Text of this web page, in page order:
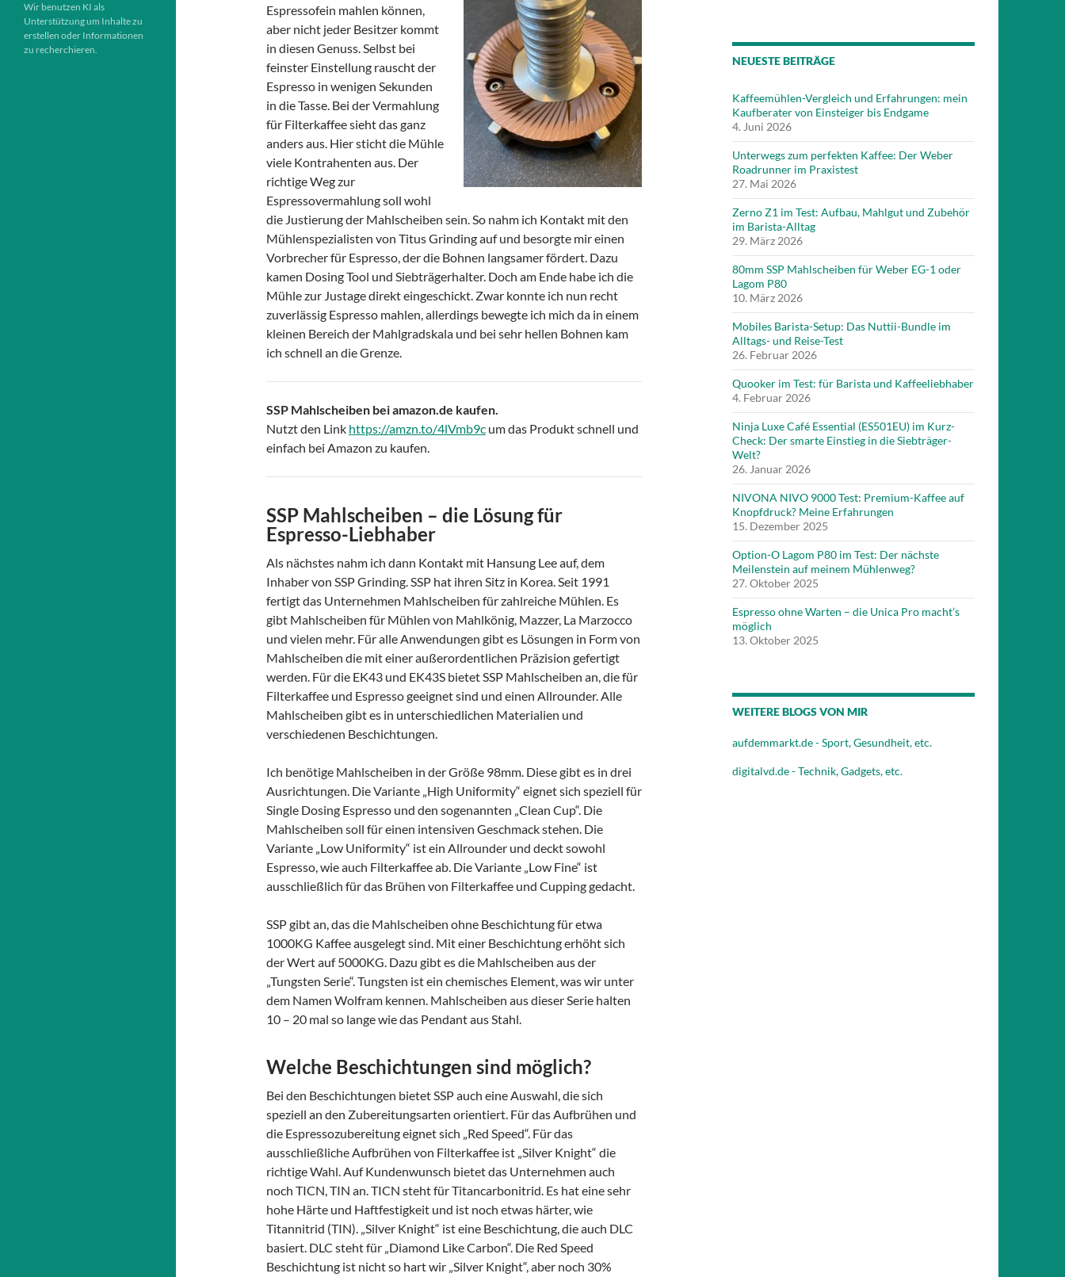
Espressofein mahlen können,
aber nicht jeder Besitzer kommt
in diesen Genuss. Selbst bei
feinster Einstellung rauscht der
Espresso in wenigen Sekunden
in die Tasse. Bei der Vermahlung
für Filterkaffee sieht das ganz
anders aus. Hier sticht die Mühle
viele Kontrahenten aus. Der
richtige Weg zur
Espressovermahlung soll wohl
die Justierung der Mahlscheiben sein. So nahm ich Kontakt mit den
Mühlenspezialisten von Titus Grinding auf und besorgte mir einen
Vorbrecher für Espresso, der die Bohnen langsamer fördert. Dazu
kamen Dosing Tool und Siebträgerhalter. Doch am Ende habe ich die
Mühle zur Justage direkt eingeschickt. Zwar konnte ich nun recht
zuverlässig Espresso mahlen, allerdings bewegte ich mich da in einem
kleinen Bereich der Mahlgradskala und bei sehr hellen Bohnen kam
ich schnell an die Grenze.
SSP Mahlscheiben bei amazon.de kaufen.
Nutzt den Link https://amzn.to/4lVmb9c um das Produkt schnell und
einfach bei Amazon zu kaufen.
SSP Mahlscheiben – die Lösung für
Espresso-Liebhaber
Als nächstes nahm ich dann Kontakt mit Hansung Lee auf, dem
Inhaber von SSP Grinding. SSP hat ihren Sitz in Korea. Seit 1991
fertigt das Unternehmen Mahlscheiben für zahlreiche Mühlen. Es
gibt Mahlscheiben für Mühlen von Mahlkönig, Mazzer, La Marzocco
und vielen mehr. Für alle Anwendungen gibt es Lösungen in Form von
Mahlscheiben die mit einer außerordentlichen Präzision gefertigt
werden. Für die EK43 und EK43S bietet SSP Mahlscheiben an, die für
Filterkaffee und Espresso geeignet sind und einen Allrounder. Alle
Mahlscheiben gibt es in unterschiedlichen Materialien und
verschiedenen Beschichtungen.
Ich benötige Mahlscheiben in der Größe 98mm. Diese gibt es in drei
Ausrichtungen. Die Variante „High Uniformity“ eignet sich speziell für
Single Dosing Espresso und den sogenannten „Clean Cup“. Die
Mahlscheiben soll für einen intensiven Geschmack stehen. Die
Variante „Low Uniformity“ ist ein Allrounder und deckt sowohl
Espresso, wie auch Filterkaffee ab. Die Variante „Low Fine“ ist
ausschließlich für das Brühen von Filterkaffee und Cupping gedacht.
SSP gibt an, das die Mahlscheiben ohne Beschichtung für etwa
1000KG Kaffee ausgelegt sind. Mit einer Beschichtung erhöht sich
der Wert auf 5000KG. Dazu gibt es die Mahlscheiben aus der
„Tungsten Serie“. Tungsten ist ein chemisches Element, was wir unter
dem Namen Wolfram kennen. Mahlscheiben aus dieser Serie halten
10 – 20 mal so lange wie das Pendant aus Stahl.
Welche Beschichtungen sind möglich?
Bei den Beschichtungen bietet SSP auch eine Auswahl, die sich
speziell an den Zubereitungsarten orientiert. Für das Aufbrühen und
die Espressozubereitung eignet sich „Red Speed“. Für das
ausschließliche Aufbrühen von Filterkaffee ist „Silver Knight“ die
richtige Wahl. Auf Kundenwunsch bietet das Unternehmen auch
noch TICN, TIN an. TICN steht für Titancarbonitrid. Es hat eine sehr
hohe Härte und Haftfestigkeit und ist noch etwas härter, wie
Titannitrid (TIN). „Silver Knight“ ist eine Beschichtung, die auch DLC
basiert. DLC steht für „Diamond Like Carbon“. Die Red Speed
Beschichtung ist nicht so hart wir „Silver Knight“, aber noch 30%
NEUESTE BEITRÄGE
Kaffeemühlen-Vergleich und Erfahrungen: mein
Kaufberater von Einsteiger bis Endgame
4. Juni 2026
Unterwegs zum perfekten Kaffee: Der Weber
Roadrunner im Praxistest
27. Mai 2026
Zerno Z1 im Test: Aufbau, Mahlgut und Zubehör
im Barista-Alltag
29. März 2026
80mm SSP Mahlscheiben für Weber EG-1 oder
Lagom P80
10. März 2026
Mobiles Barista-Setup: Das Nuttii-Bundle im
Alltags- und Reise-Test
26. Februar 2026
Quooker im Test: für Barista und Kaffeeliebhaber
4. Februar 2026
Ninja Luxe Café Essential (ES501EU) im Kurz-
Check: Der smarte Einstieg in die Siebträger-
Welt?
26. Januar 2026
NIVONA NIVO 9000 Test: Premium-Kaffee auf
Knopfdruck? Meine Erfahrungen
15. Dezember 2025
Option-O Lagom P80 im Test: Der nächste
Meilenstein auf meinem Mühlenweg?
27. Oktober 2025
Espresso ohne Warten – die Unica Pro macht’s
möglich
13. Oktober 2025
WEITERE BLOGS VON MIR
aufdemmarkt.de - Sport, Gesundheit, etc.
digitalvd.de - Technik, Gadgets, etc.
Wir benutzen KI als
Unterstützung um Inhalte zu
erstellen oder Informationen
zu recherchieren.